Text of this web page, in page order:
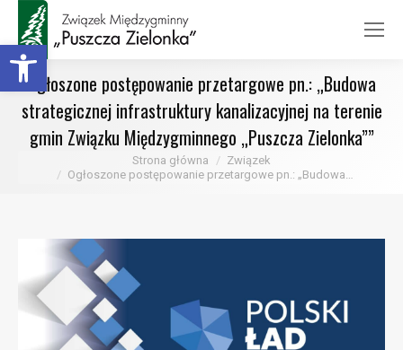
Otwórz pasek narzędzi
Ogłoszone postępowanie przetargowe pn.: „Budowa
strategicznej infrastruktury kanalizacyjnej na terenie
gmin Związku Międzygminnego „Puszcza Zielonka””
Strona główna
Związek
Ogłoszone postępowanie przetargowe pn.: „Budowa…